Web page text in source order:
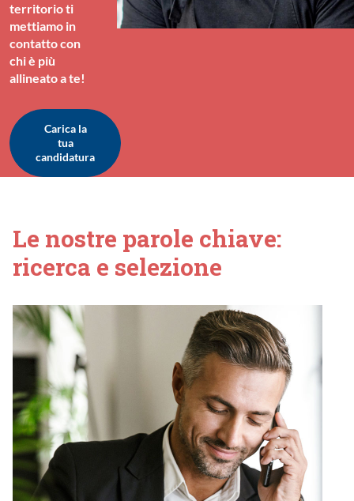
territorio ti
mettiamo in
contatto con
chi è più
allineato a te!
Carica la
tua
candidatura
Le nostre parole chiave:
ricerca e selezione